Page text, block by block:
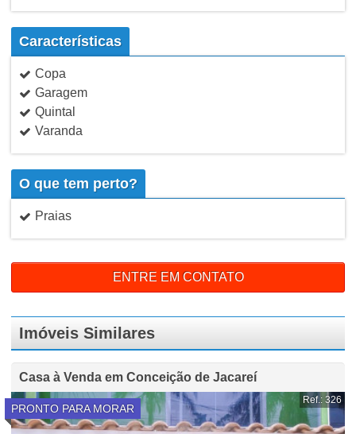
Características
Copa
Garagem
Quintal
Varanda
O que tem perto?
Praias
ENTRE EM CONTATO
Imóveis Similares
Casa à Venda em Conceição de Jacareí
PRONTO PARA MORAR
Ref.: 326